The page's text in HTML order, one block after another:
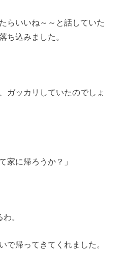
らいいね～～と話していた
ち込みました。
ガッカリしていたのでしょ
家に帰ろうか？」
。
で帰ってきてくれました。